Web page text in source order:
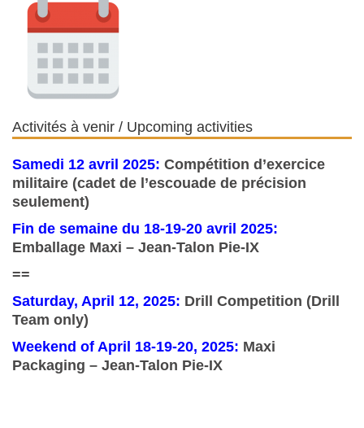
Activités à venir / Upcoming activities
Samedi 12 avril 2025: Compétition d’exercice
militaire (cadet de l’escouade de précision
seulement)
Fin de semaine du 18-19-20 avril 2025:
Emballage Maxi – Jean-Talon Pie-IX
==
Saturday, April 12, 2025: Drill Competition (Drill
Team only)
Weekend of April 18-19-20, 2025: Maxi
Packaging – Jean-Talon Pie-IX